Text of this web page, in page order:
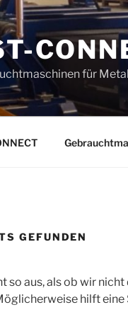
für
GEFUNDEN
so aus, als ob wir
hilft eine